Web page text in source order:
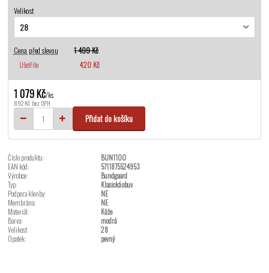
Velikost
Cena před slevou
1 499 Kč
Ušetříte
420 Kč
1 079 Kč/ks
892 Kč bez DPH
Přidat do košíku
Číslo produktu:
BUN1100
EAN kód:
5711875524953
Výrobce:
Bundgaard
Typ:
Klasická obuv
Podpora klenby:
NE
Membrána:
NE
Materiál:
Kůže
Barva:
modrá
Velikost:
28
Opatek:
pevný